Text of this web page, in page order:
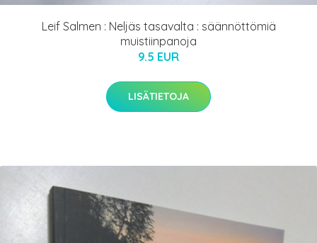
Leif Salmen : Neljäs tasavalta : säännöttömiä
muistiinpanoja
9.5 EUR
LISÄTIETOJA